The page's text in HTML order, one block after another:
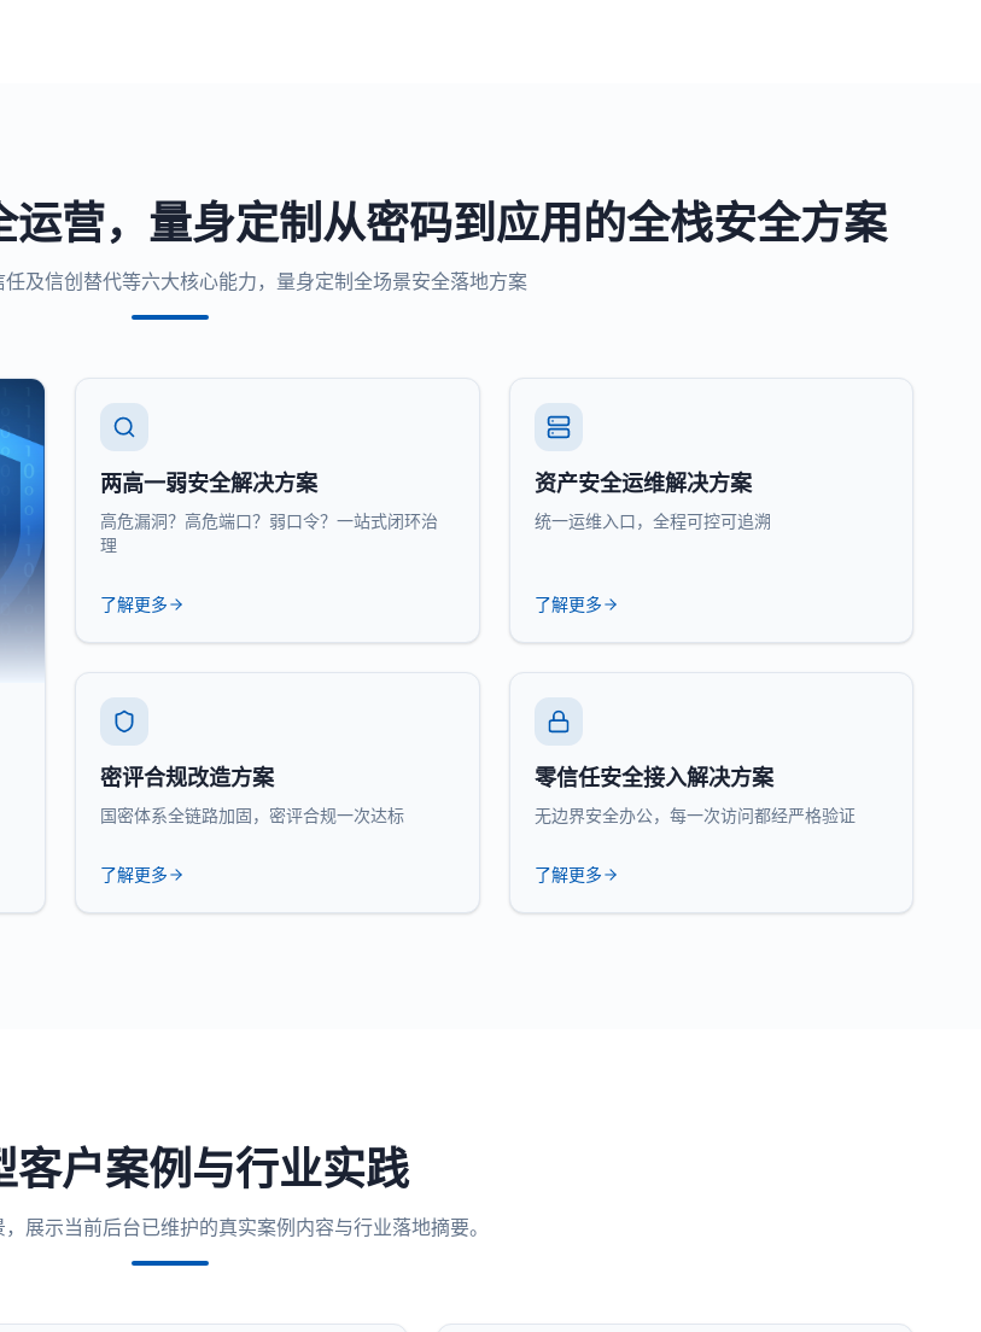
营，量身定制从密码到应用的全栈安全方案
及信创替代等六大核心能力，量身定制全场景安全落地方案
两高一弱安全解决方案
高危漏洞？高危端口？弱口令？一站式闭环治
理
了解更多
资产安全运维解决方案
统一运维入口，全程可控可追溯
了解更多
密评合规改造方案
国密体系全链路加固，密评合规一次达标
了解更多
零信任安全接入解决方案
无边界安全办公，每一次访问都经严格验证
了解更多
客户案例与行业实践
展示当前后台已维护的真实案例内容与行业落地摘要。